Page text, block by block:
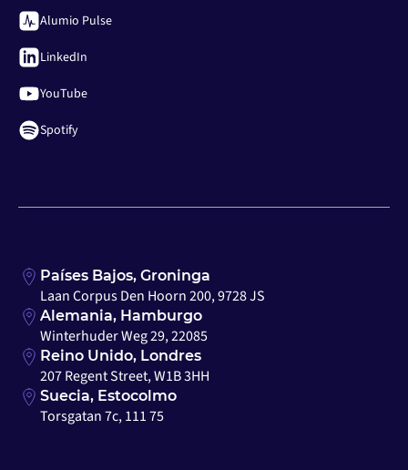
Alumio Pulse
LinkedIn
YouTube
Spotify
Países Bajos, Groninga
Laan Corpus Den Hoorn 200, 9728 JS
Alemania, Hamburgo
Winterhuder Weg 29, 22085
Reino Unido, Londres
207 Regent Street, W1B 3HH
Suecia, Estocolmo
Torsgatan 7c, 111 75